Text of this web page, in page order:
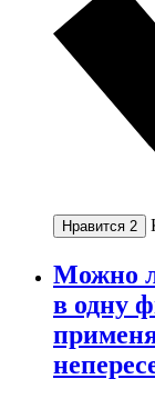
Нравится 2
Можно
в одну